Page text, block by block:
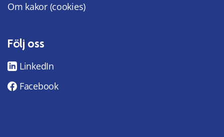
Om kakor (cookies)
Följ oss
LinkedIn
Facebook